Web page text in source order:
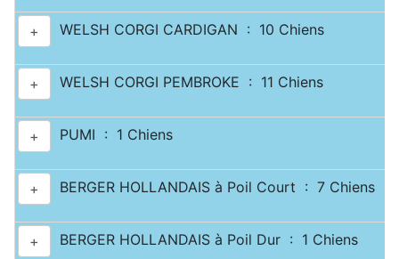
+ WELSH CORGI CARDIGAN : 10 Chiens
+ WELSH CORGI PEMBROKE : 11 Chiens
+ PUMI : 1 Chiens
+ BERGER HOLLANDAIS à Poil Court : 7 Chiens
+ BERGER HOLLANDAIS à Poil Dur : 1 Chiens